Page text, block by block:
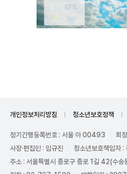
개인정보처리방침 청소년보호정책
정기간행등록번호 : 서울 아 00493
회
사장·편집인 : 임규진
청소년보호책임자 :
주소 : 서울특별시 종로구 종로 1길 42(수